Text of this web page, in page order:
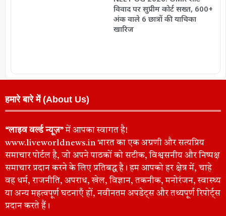
विवाद पर सुप्रीम कोर्ट सख्त, 600+
अंक वाले 6 छात्रों की याचिका
खारिज
हमारे बारे में (About Us)
“लाइव वर्ल्ड न्यूज़”में आपका स्वागत है!
www.liveworldnews.in भारत का एक अग्रणी और सत्यप्रिय
समाचार पोर्टल है, जो अपने पाठकों को सटीक, विश्वसनीय और निष्पक्ष
समाचार प्रदान करने के लिए प्रतिबद्ध है। हम आपको हर क्षेत्र में, चाहे
वह धर्म, राजनीति, अपराध, खेल, विज्ञान, तकनीक, मनोरंजन, स्वास्थ्य
या अन्य महत्वपूर्ण घटनाएँ हों, नवीनतम अपडेट्स और तथ्यपूर्ण रिपोर्ट्स
प्रदान करते हैं।